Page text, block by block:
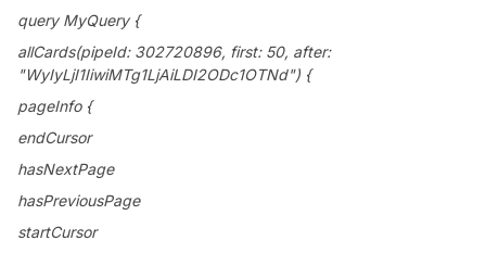
query MyQuery {
allCards(pipeId: 302720896, first: 50, after:
"WyIyLjI1IiwiMTg1LjAiLDI2ODc1OTNd") {
pageInfo {
endCursor
hasNextPage
hasPreviousPage
startCursor